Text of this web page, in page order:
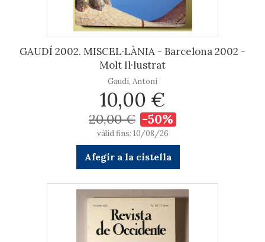
GAUDÍ 2002. MISCEL·LÀNIA - Barcelona 2002 -
Molt Il·lustrat
Gaudí, Antoni
10,00 €
20,00 € -50%
vàlid fins: 10/08/26
Afegir a la cistella